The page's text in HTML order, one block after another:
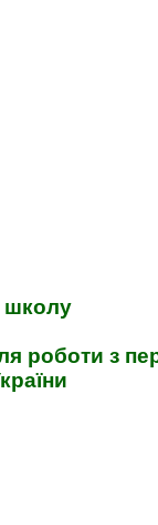
школу
роботи з